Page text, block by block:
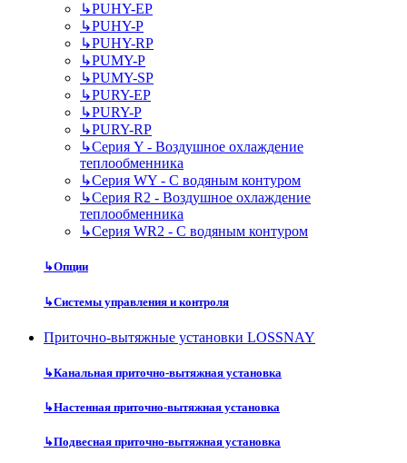
↳PUHY-EP
↳PUHY-P
↳PUHY-RP
↳PUMY-P
↳PUMY-SP
↳PURY-EP
↳PURY-P
↳PURY-RP
↳Серия Y - Воздушное охлаждение
теплообменника
↳Серия WY - С водяным контуром
↳Серия R2 - Воздушное охлаждение
теплообменника
↳Серия WR2 - С водяным контуром
↳Опции
↳Системы управления и контроля
Приточно-вытяжные установки LOSSNAY
↳Канальная приточно-вытяжная установка
↳Настенная приточно-вытяжная установка
↳Подвесная приточно-вытяжная установка